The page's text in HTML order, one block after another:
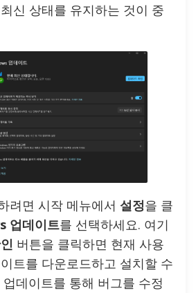
신 상태를 유지하는 것이 중
려면 시작 메뉴에서 설정을 클
업데이트를 선택하세요. 여기
버튼을 클릭하면 현재 사용
트를 다운로드하고 설치할 수
데이트를 통해 버그를 수정